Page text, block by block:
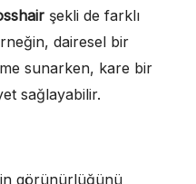
şekli de farklı
dairesel bir
sunarken, kare bir
sağlayabilir.
görünürlüğünü